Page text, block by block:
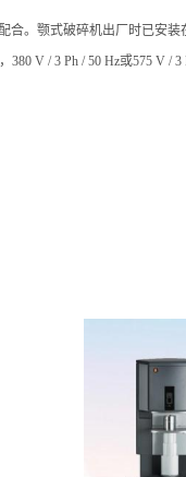
。颚式破碎机出厂时已安装
380 V / 3 Ph / 50 Hz或575 V /